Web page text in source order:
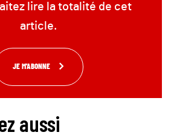
lire la totalité de cet
article.
JE M'ABONNE
aussi